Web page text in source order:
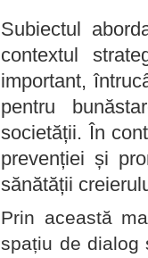
Subiectul
contextul
important,
pentru
societății. În
prevenției și
sănătății
Prin această
spațiu de dialog